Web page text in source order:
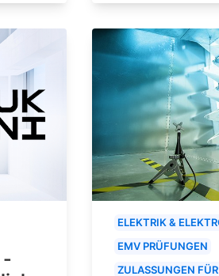
-
ELEKTRIK &
EMV PRÜFUNGEN
ZULASSUNGEN